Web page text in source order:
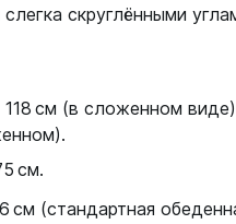
скруглёнными
см (в сложенном
см.
см (стандартная